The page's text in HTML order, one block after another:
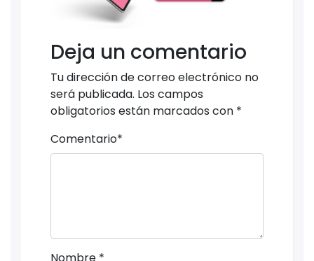
Deja un comentario
Tu dirección de correo electrónico no
será publicada. Los campos
obligatorios están marcados con *
Comentario*
Nombre *